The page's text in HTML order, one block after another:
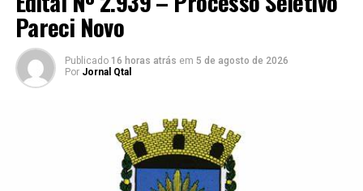
NÃO PERCA
Pregão Presencial nº 023/2023 Pareci Novo
Pareci Novo
Publicado 16 horas atrás em 5 de agosto de 2026
Por Jornal Qtal